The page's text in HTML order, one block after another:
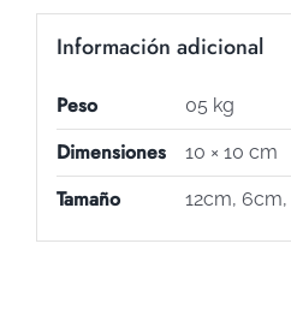
Información adicional
Peso 05 kg
Dimensiones 10 × 10 cm
Tamaño 12cm,